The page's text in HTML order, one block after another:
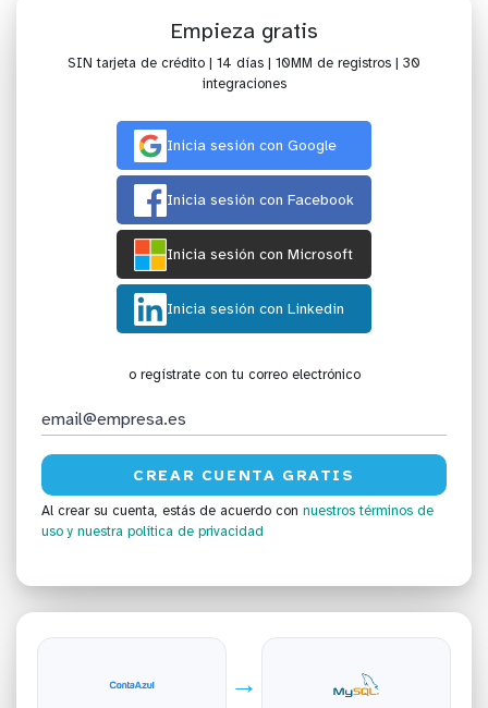
Empieza gratis
SIN tarjeta de crédito | 14 días | 10MM de registros | 30
integraciones
Inicia sesión con Google
Inicia sesión con Facebook
Inicia sesión con Microsoft
Inicia sesión con Linkedin
o regístrate con tu correo electrónico
Al crear su cuenta, estás de acuerdo con nuestros términos de
uso y nuestra política de privacidad
→